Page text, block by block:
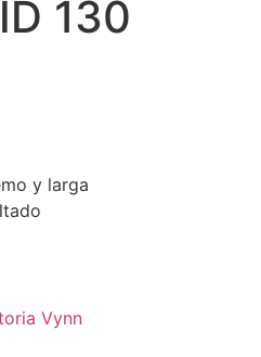
130
y larga
Vynn